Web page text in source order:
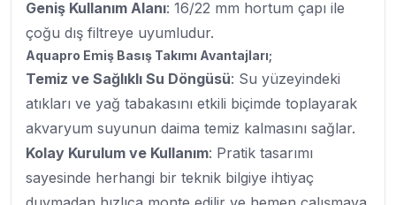
Geniş Kullanım Alanı: 16/22 mm hortum çapı ile
çoğu dış filtreye uyumludur.
Aquapro Emiş Basış Takımı Avantajları;
Temiz ve Sağlıklı Su Döngüsü: Su yüzeyindeki
atıkları ve yağ tabakasını etkili biçimde toplayarak
akvaryum suyunun daima temiz kalmasını sağlar.
Kolay Kurulum ve Kullanım: Pratik tasarımı
sayesinde herhangi bir teknik bilgiye ihtiyaç